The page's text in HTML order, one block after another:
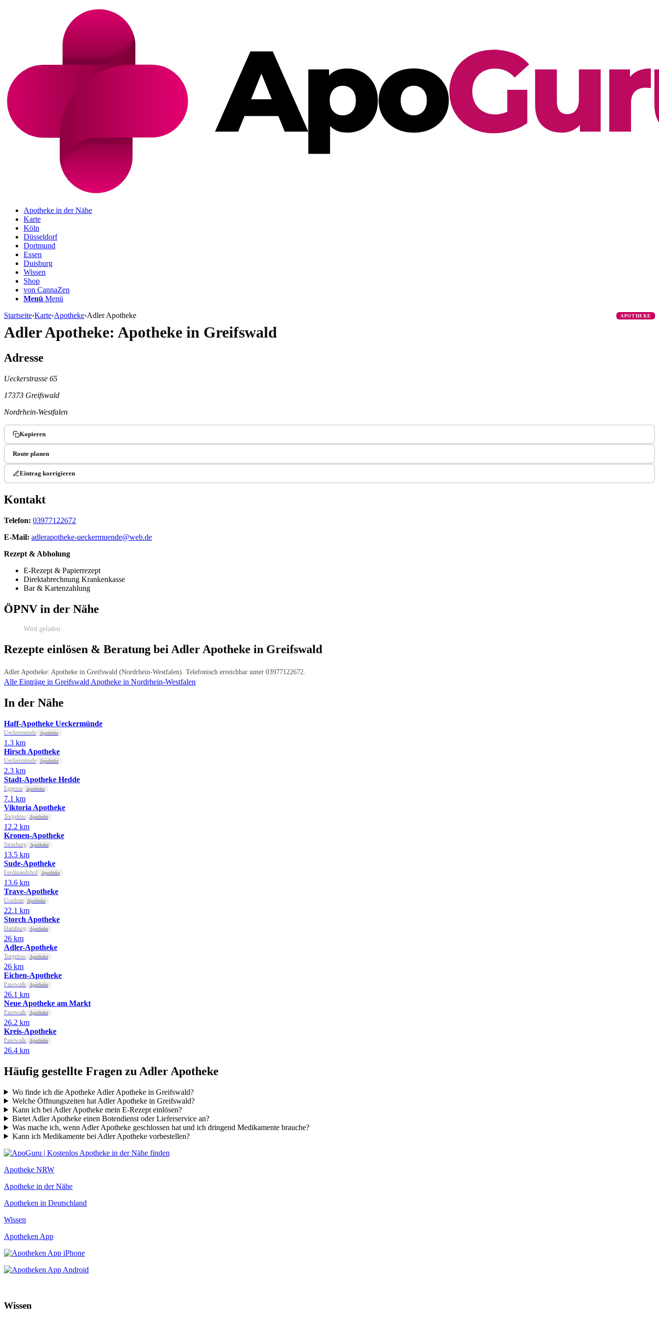
Apotheke in der Nähe
Karte
Köln
Düsseldorf
Dortmund
Essen
Duisburg
Wissen
Shop
von CannaZen
Menü Menü
Startseite›Karte›Apotheke›Adler Apotheke APOTHEKE
Adler Apotheke: Apotheke in Greifswald
Adresse
Ueckerstrasse 65
17373 Greifswald
Nordrhein-Westfalen
Kopieren
Route planen
Eintrag korrigieren
Kontakt
Telefon: 03977122672
E-Mail: adlerapotheke-ueckermuende@web.de
Rezept & Abholung
E-Rezept & Papierrezept
Direktabrechnung Krankenkasse
Bar & Kartenzahlung
ÖPNV in der Nähe
Wird geladen…
Rezepte einlösen & Beratung bei Adler Apotheke in Greifswald
Adler Apotheke: Apotheke in Greifswald (Nordrhein-Westfalen). Telefonisch erreichbar unter 03977122672.
Alle Einträge in Greifswald Apotheke in Nordrhein-Westfalen
In der Nähe
Haff-Apotheke Ueckermünde
Ueckermünde Apotheke
1.3 km
Hirsch Apotheke
Ueckermünde Apotheke
2.3 km
Stadt-Apotheke Hedde
Eggesin Apotheke
7.1 km
Viktoria Apotheke
Torgelow Apotheke
12.2 km
Kronen-Apotheke
Strasburg Apotheke
13.5 km
Sude-Apotheke
Ferdinandshof Apotheke
13.6 km
Trave-Apotheke
Usedom Apotheke
22.1 km
Storch Apotheke
Hamburg Apotheke
26 km
Adler-Apotheke
Torgelow Apotheke
26 km
Eichen-Apotheke
Pasewalk Apotheke
26.1 km
Neue Apotheke am Markt
Pasewalk Apotheke
26.2 km
Kreis-Apotheke
Pasewalk Apotheke
26.4 km
Häufig gestellte Fragen zu Adler Apotheke
Wo finde ich die Apotheke Adler Apotheke in Greifswald?
Welche Öffnungszeiten hat Adler Apotheke in Greifswald?
Kann ich bei Adler Apotheke mein E-Rezept einlösen?
Bietet Adler Apotheke einen Botendienst oder Lieferservice an?
Was mache ich, wenn Adler Apotheke geschlossen hat und ich dringend Medikamente brauche?
Kann ich Medikamente bei Adler Apotheke vorbestellen?
Apotheke NRW
Apotheke in der Nähe
Apotheken in Deutschland
Wissen
Apotheken App
Wissen